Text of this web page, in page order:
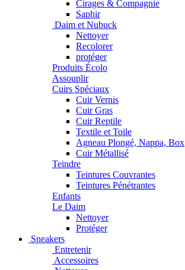
Cirages & Compagnie
Saphir
Daim et Nubuck
Nettoyer
Recolorer
protéger
Produits Écolo
Assouplir
Cuirs Spéciaux
Cuir Vernis
Cuir Gras
Cuir Reptile
Textile et Toile
Agneau Plongé, Nappa, Box
Cuir Métallisé
Teindre
Teintures Couvrantes
Teintures Pénétrantes
Enfants
Le Daim
Nettoyer
Protéger
Sneakers
Entretenir
Accessoires